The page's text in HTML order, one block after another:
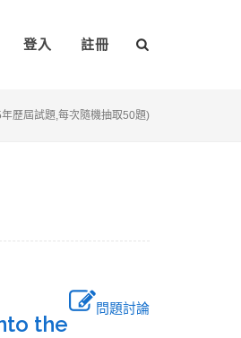
登入 註冊
歷屆試題,每次隨機抽取50題)
問題討論
the